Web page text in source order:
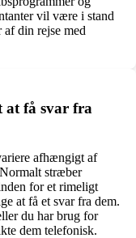
vil være i stand
din rejse med
at få svar fra
afhængigt af
stræber
for et rimeligt
at få et svar fra dem.
du har brug for
dem telefonisk.